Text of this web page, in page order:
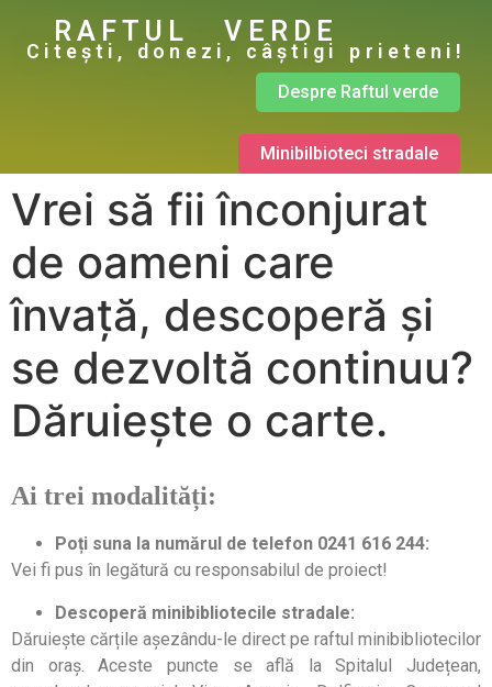
RAFTUL VERDE
Citești, donezi, câștigi prieteni!
Despre Raftul verde
Minibilbioteci stradale
Vrei să fii înconjurat
de oameni care
învață, descoperă și
se dezvoltă continuu?
Dăruiește o carte.
Ai trei modalități:
Poți suna la numărul de telefon 0241 616 244:
Vei fi pus în legătură cu responsabilul de proiect!
Descoperă minibibliotecile stradale:
Dăruiește cărțile așezându-le direct pe raftul minibibliotecilor
din oraș. Aceste puncte se află la Spitalul Județean,